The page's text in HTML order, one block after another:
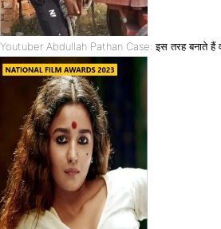
Youtuber Abdullah Pathan Case: इस तरह बनाते हैं